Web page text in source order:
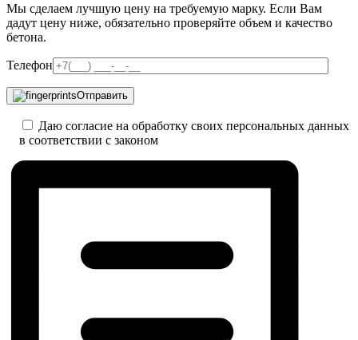
Мы сделаем лучшую цену на требуемую марку. Если Вам
дадут цену ниже, обязательно проверяйте объем и качество
бетона.
Телефон
Отправить
Даю согласие на обработку своих персональных данных
в соответствии с законом